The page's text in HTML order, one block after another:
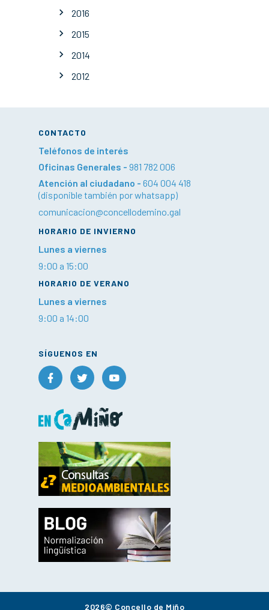
2016
2015
2014
2012
CONTACTO
Teléfonos de interés
Oficinas Generales - 981 782 006
Atención al ciudadano - 604 004 418
(disponible también por whatsapp)
comunicacion@concellodemino.gal
HORARIO DE INVIERNO
Lunes a viernes
9:00 a 15:00
HORARIO DE VERANO
Lunes a viernes
9:00 a 14:00
SÍGUENOS EN
2026© Concello de Miño